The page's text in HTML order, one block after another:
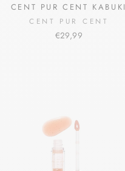
CENT PUR CENT KABUKI
CENT PUR CENT
€29,99